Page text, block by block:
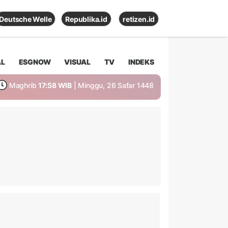
Deutsche Welle Republika.id retizen.id
ESGNOW VISUAL TV INDEKS
Maghrib 17:58 WIB | Minggu, 26 Safar 1448